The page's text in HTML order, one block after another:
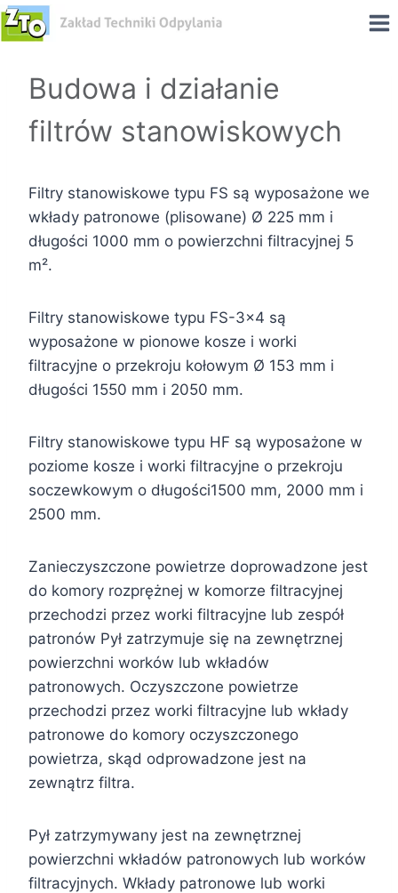
Przeskocz
do
Budowa i działanie
filtrów stanowiskowych
Filtry stanowiskowe typu FS są wyposażone we
wkłady patronowe (plisowane) Ø 225 mm i
długości 1000 mm o powierzchni filtracyjnej 5
m².
Filtry stanowiskowe typu FS-3×4 są
wyposażone w pionowe kosze i worki
filtracyjne o przekroju kołowym Ø 153 mm i
długości 1550 mm i 2050 mm.
Filtry stanowiskowe typu HF są wyposażone w
poziome kosze i worki filtracyjne o przekroju
soczewkowym o długości1500 mm, 2000 mm i
2500 mm.
Zanieczyszczone powietrze doprowadzone jest
do komory rozprężnej w komorze filtracyjnej
przechodzi przez worki filtracyjne lub zespół
patronów Pył zatrzymuje się na zewnętrznej
powierzchni worków lub wkładów
patronowych. Oczyszczone powietrze
przechodzi przez worki filtracyjne lub wkłady
patronowe do komory oczyszczonego
powietrza, skąd odprowadzone jest na
zewnątrz filtra.
Pył zatrzymywany jest na zewnętrznej
powierzchni wkładów patronowych lub worków
filtracyjnych. Wkłady patronowe lub worki